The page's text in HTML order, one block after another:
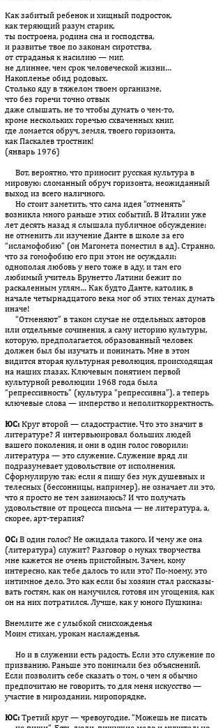
Как забитый ребенок и хищный подросток,
как теряющий разум старик,
ты построена, родина сна и господства,
и развитье твое по законам сиротства,
от страданья к насилию — миг,
не длиннее, чем срок человеческой жизни…
Накопленье обид родовых.
Столько яду в тяжелом твоем организме,
что без горечи точно отвык
даже слышать, не то чтобы думать о чем-то,
кроме нескольких горечью схваченных книг,
где ломается обруч, земля, твоего горизонта,
как Паскалев тростник!
(январь 1976)
Вот, вероятно, что приносит русская культура в
мировую: сло­манный обруч горизонта, неожиданный
выход из всего наличного.
Но стоит заметить, что сама идея “отменять”
возникла много рань­ше этих событий. В Италии уже
лет десять назад я слышала публичное обсуждение:
не отменить ли изучение Данте в школе за его
“исламофобию” (он Магомета поместил в ад). Странно,
что за гомофобию его при этом не осуждали:
однополая любовь у него то­же в аду, и там его
любимый учитель Брунетто Латини бежит по
раскаленным углям… Как будто Данте, католик, в
начале четыр­над­цатого века мог об этих темах думать
иначе!
“Отменяют” в таком случае не отдельных авторов
или отдельные со­чинения, а саму историю культуры,
которую, предполагается, обра­зованный человек
должен был бы изучать и понимать. Мне в этом
видится вторая культурная революция, происходящая
на на­ших глазах. Ключевым понятием первой
культурной революции 1968 года была
“репрессивность” (культура “репрессивна”), а те­перь
ключевые слова — имперство и неполиткорректность.
ЮС: Круг второй — сладострастие. Что это значит в
литературе? Я интервьюировал больших людей
вашего поколения, и они в один го­лос говорили:
литература — это служение. Служение вряд ли
подразумевает удовольствие от исполнения.
Сформулирую так: если я пишу без мук душевных и
телесных (бессонницы, на­при­мер), не означает ли это,
что я просто не тем занимаюсь? И что по­лучать
удовольствие от процесса письма — не литература, а,
ско­рее, арт-терапия?
ОС: В один голос? Не ожидала такого. И чему же она
(литература) слу­жит? Разговор о муках творчества
мне кажется не очень при­стой­ным. Зачем, кому
интересно, как тебе далось то или это? По-моему, это
интимное дело. Это как если бы хозяин стал рас­ска­зы­
вать гостям, как он намучился, готовя им угощения, как
он на них по­тратился. Лучше, как у юного Пушкина:
Внемлите же с улыбкой снисхожденья
Моим стихам, урокам наслажденья.
Но и в служении есть радость. Если это служение по
призванию. Раньше это понимали без объяснений.
Если позволить себе сказать о том, о чем я обычно
предпочитаю не говорить, то для меня ис­кус­ство —
участие в мироздании, миропорядке.
ЮС: Третий круг — чревоугодие. “Можешь не писать